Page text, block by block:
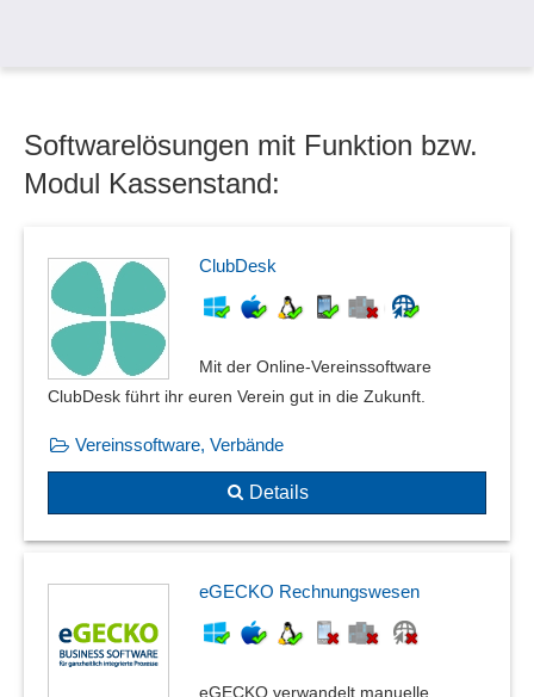
Kassenstand
Kontenpläne
Kontenrahmen
Kostenstellenrechnung
Kostenträgerrechnung
Monatsabschluss
Nebenbuchhaltung
OCR-Belegerkennung
Pfandabrechnung
Reise- und Fahrtvorlagen
Reisekostenpauschalen
Serienkontierung
Skonto
Softwarelösungen mit Funktion bzw.
Modul Kassenstand:
ClubDesk
Mit der Online-Vereinssoftware
ClubDesk führt ihr euren Verein gut in die Zukunft.
Vereinssoftware, Verbände
Details
eGECKO Rechnungswesen
eGECKO verwandelt manuelle